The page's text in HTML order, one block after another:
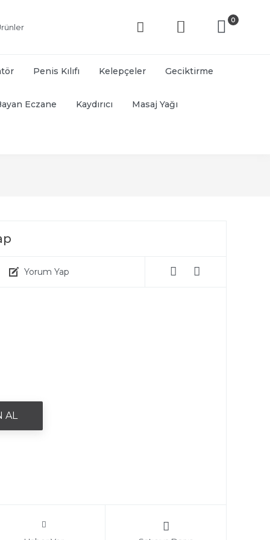
0
Penis Kılıfı Kelepçeler Geciktirme
Eczane Kaydırıcı Masaj Yağı
Yorum Yap